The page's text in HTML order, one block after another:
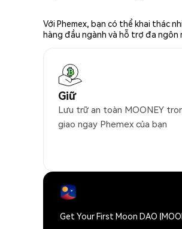
Với Phemex, bạn có thể khai thác
hàng đầu ngành và hỗ trợ đa ngôn
Giữ
Lưu trữ an toàn MOONEY
giao ngay Phemex của bạn
Get Your First Moon DAO